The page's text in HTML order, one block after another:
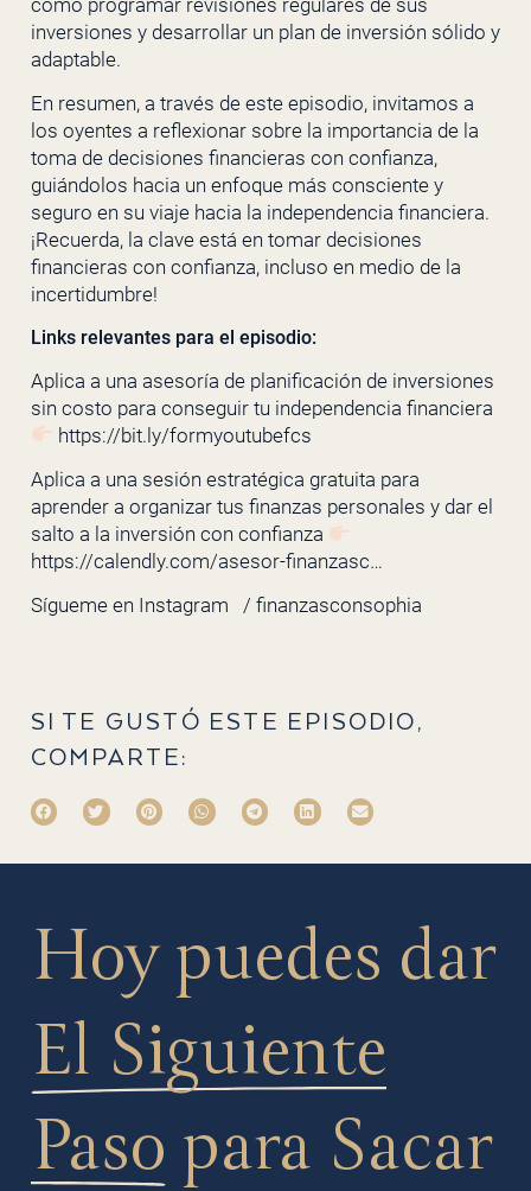
inversiones y desarrollar un plan de inversión sólido y
adaptable.
En resumen, a través de este episodio, invitamos a
los oyentes a reflexionar sobre la importancia de la
toma de decisiones financieras con confianza,
guiándolos hacia un enfoque más consciente y
seguro en su viaje hacia la independencia financiera.
¡Recuerda, la clave está en tomar decisiones
financieras con confianza, incluso en medio de la
incertidumbre!
Links relevantes para el episodio:
Aplica a una asesoría de planificación de inversiones
sin costo para conseguir tu independencia financiera
https://bit.ly/formyoutubefcs
Aplica a una sesión estratégica gratuita para
aprender a organizar tus finanzas personales y dar el
salto a la inversión con confianza
https://calendly.com/asesor-finanzasc…
Sígueme en Instagram
/ finanzasconsophia
SI TE GUSTÓ ESTE EPISODIO,
COMPARTE:
Hoy puedes dar
El Siguiente
Paso para Sacar